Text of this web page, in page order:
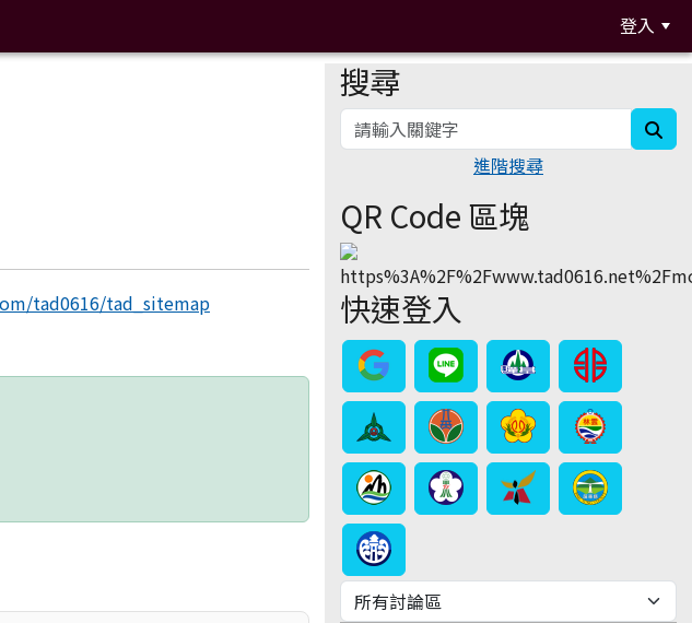
登入
tad0616/tad_sitemap
:::
搜尋
進階搜尋
QR Code 區塊
快速登入